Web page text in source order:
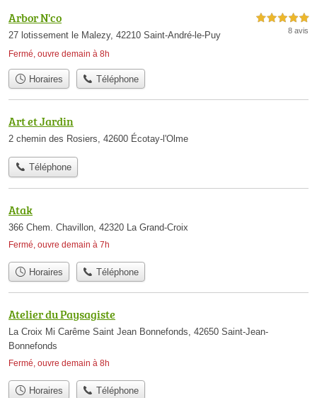
Arbor N'co
27 lotissement le Malezy, 42210 Saint-André-le-Puy
Fermé, ouvre demain à 8h
5,0 étoiles sur 5
8 avis
Horaires Téléphone
Art et Jardin
2 chemin des Rosiers, 42600 Écotay-l'Olme
Téléphone
Atak
366 Chem. Chavillon, 42320 La Grand-Croix
Fermé, ouvre demain à 7h
Horaires Téléphone
Atelier du Paysagiste
La Croix Mi Carême Saint Jean Bonnefonds, 42650 Saint-Jean-
Bonnefonds
Fermé, ouvre demain à 8h
Horaires Téléphone